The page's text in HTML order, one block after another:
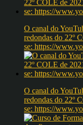
O canal do
redondas do 22º
se: https://
O canal do
redondas do 22º
se: https://